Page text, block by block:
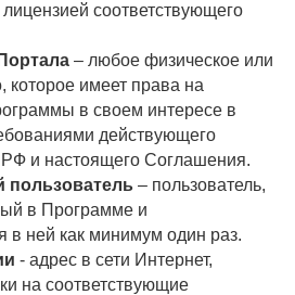
соответствующего
– любое физическое или
которое имеет права на
в своем интересе в
действующего
РФ и настоящего Соглашения.
пользователь – пользователь,
в Программе и
в ней как минимум один раз.
- адрес в сети Интернет,
на соответствующие